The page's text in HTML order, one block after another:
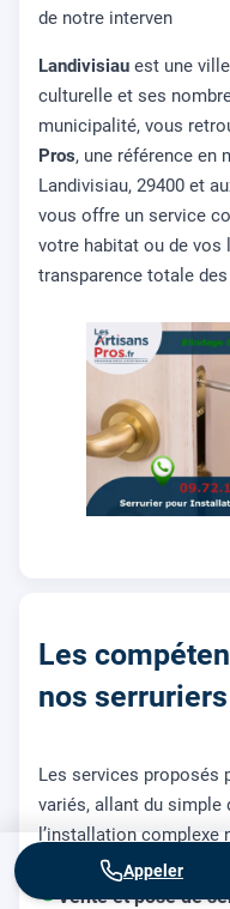
de notre interven
Landivisiau est une
culturelle et ses
municipalité, vous
Pros, une référence en
Landivisiau, 29400 et
vous offre un service
votre habitat ou de vos
transparence totale
Les
nos
Les services proposés
variés, allant du simple
l’installation complexe
faire. Nous réalisons,
Vente et pose de
Appeler